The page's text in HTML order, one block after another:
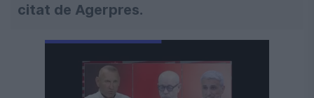
citat de Agerpres.